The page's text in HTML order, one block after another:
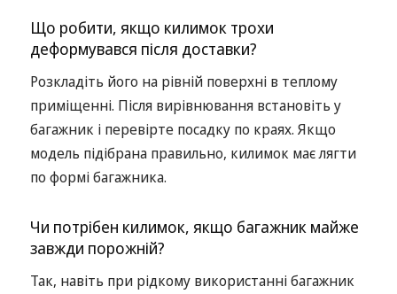
Що робити, якщо килимок трохи
деформувався після доставки?
Розкладіть його на рівній поверхні в теплому
приміщенні. Після вирівнювання встановіть у
багажник і перевірте посадку по краях. Якщо
модель підібрана правильно, килимок має лягти
по формі багажника.
Чи потрібен килимок, якщо багажник майже
завжди порожній?
Так, навіть при рідкому використанні багажник